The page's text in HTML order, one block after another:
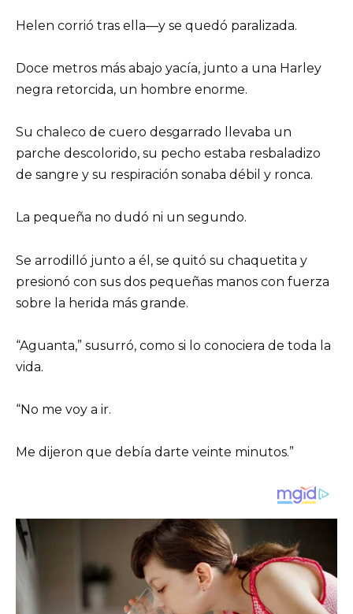
Helen corrió tras ella—y se quedó paralizada.
Doce metros más abajo yacía, junto a una Harley
negra retorcida, un hombre enorme.
Su chaleco de cuero desgarrado llevaba un
parche descolorido, su pecho estaba resbaladizo
de sangre y su respiración sonaba débil y ronca.
La pequeña no dudó ni un segundo.
Se arrodilló junto a él, se quitó su chaquetita y
presionó con sus dos pequeñas manos con fuerza
sobre la herida más grande.
“Aguanta,” susurró, como si lo conociera de toda la
vida.
“No me voy a ir.
Me dijeron que debía darte veinte minutos.”